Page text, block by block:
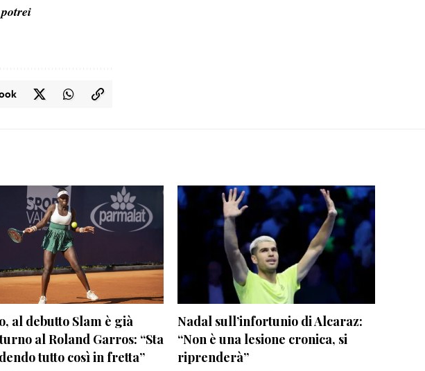
al debutto Slam è già
al Roland Garros: “Sta
tutto così in fretta”
Nadal sull’infortunio di Alcaraz:
“Non è una lesione cronica, si
riprenderà”